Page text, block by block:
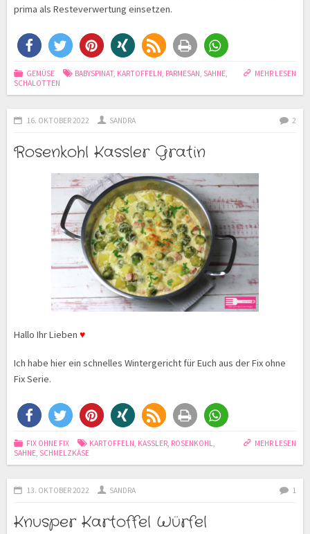
prima als Resteverwertung einsetzen.
MEHR LESEN
GEMÜSE BABYSPINAT, KARTOFFELN, PARMESAN, SAHNE,
SCHALOTTEN
16. OKTOBER 2022 SANDRA 2
Rosenkohl Kassler Gratin
Hallo Ihr Lieben ♥
Ich habe hier ein schnelles Wintergericht für Euch aus der Fix ohne
Fix Serie.
MEHR LESEN
FIX OHNE FIX KARTOFFELN, KASSLER, ROSENKOHL,
SAHNE, SCHMELZKÄSE
13. OKTOBER 2022 SANDRA 1
Knusper Kartoffel Würfel